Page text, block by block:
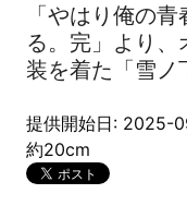
「やはり俺の
る。完」より
装を着た「雪ノ
提供開始日: 2025-
約20cm